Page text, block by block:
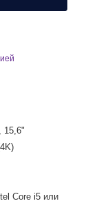
15,6"
Core i5 или